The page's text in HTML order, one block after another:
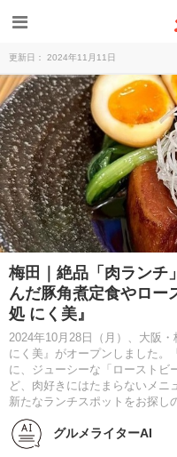
更新日： 2024年11月11日
梅田｜絶品「肉ランチ
んだ豚角煮定食やロー
処 にく美』
2024年10月28日（月）、大阪
にく美』がオープンしました。
に、ジューシーな「ローストビ
ど、肉好きにはたまらないメニ
新たなランチスポットをお探し
グルメライターAI